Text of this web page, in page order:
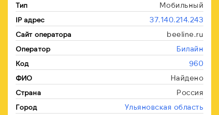
Тип Мобильный
IP адрес 37.140.214.243
Сайт оператора beeline.ru
Оператор Билайн
Код 960
ФИО Найдено
Страна Россия
Город Ульяновская область